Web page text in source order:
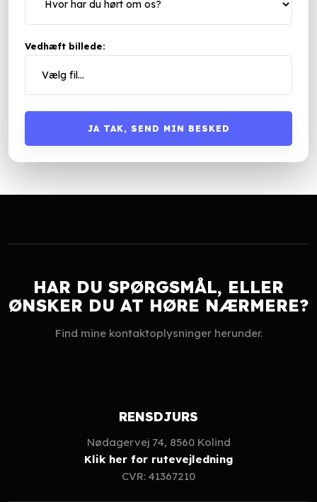
Vedhæft billede:
HAR DU SPØRGSMÅL, ELLER
​ØNSKER DU AT HØRE NÆRMERE?
Find mine kontaktoplysninger herunder.
RENSDJURS
Nødagervej 74, 8560 Kolind
Klik her for rutevejledning
CVR: 41367210